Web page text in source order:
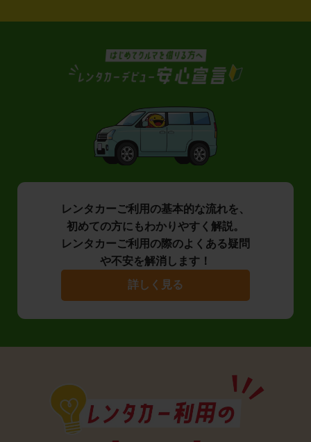
レンタカーご利用の基本的な流れを、
初めての方にもわかりやすく解説。
レンタカーご利用の際のよくある疑問
や不安を解消します！
詳しく見る